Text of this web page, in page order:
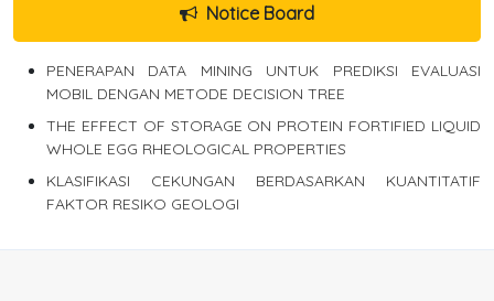
Notice Board
PENERAPAN DATA MINING UNTUK PREDIKSI EVALUASI
MOBIL DENGAN METODE DECISION TREE
THE EFFECT OF STORAGE ON PROTEIN FORTIFIED LIQUID
WHOLE EGG RHEOLOGICAL PROPERTIES
KLASIFIKASI CEKUNGAN BERDASARKAN KUANTITATIF
FAKTOR RESIKO GEOLOGI